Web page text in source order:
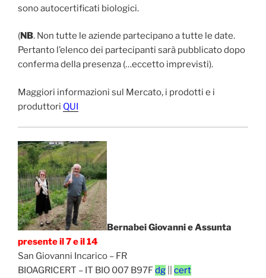
sono autocertificati biologici.
(NB. Non tutte le aziende partecipano a tutte le date.
Pertanto l’elenco dei partecipanti sarà pubblicato dopo
conferma della presenza (…eccetto imprevisti).
Maggiori informazioni sul Mercato, i prodotti e i
produttori QUI
Bernabei Giovanni e Assunta
presente il 7 e il 14
San Giovanni Incarico – FR
BIOAGRICERT – IT BIO 007 B97Fdg
cert